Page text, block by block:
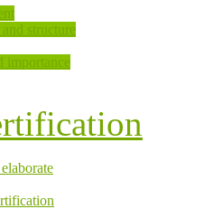
structure
importance